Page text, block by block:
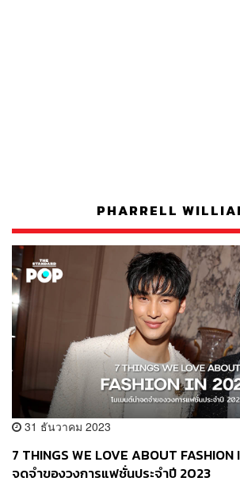
PHARRELL
31 ธันวาคม 2023
7 THINGS WE LOVE ABOUT
จดจำของวงการแฟชั่นประจำปี 2023